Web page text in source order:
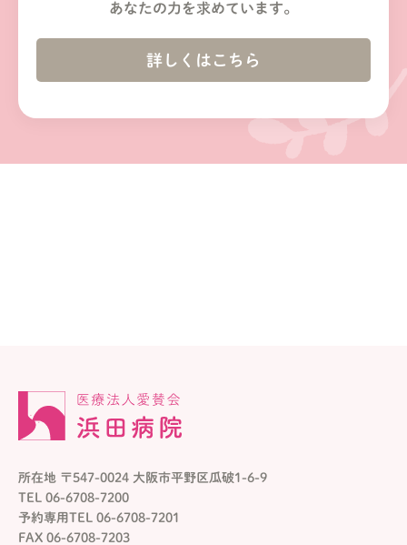
あなたの力を求めています。
詳しくはこちら
所在地 〒547-0024 大阪市平野区瓜破1-6-9
TEL 06-6708-7200
予約専用TEL 06-6708-7201
FAX 06-6708-7203